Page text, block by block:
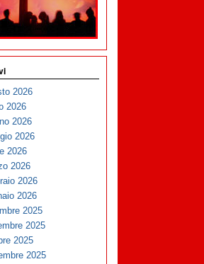
2026
2026
2026
2026
2026
2026
2026
2026
2025
2025
2025
2025